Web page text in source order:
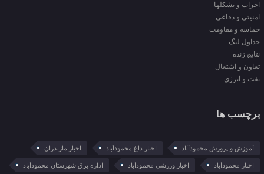
احزاب و تشکلها
امنیتی و دفاعی
حماسه و مقاومت
جداول لیگ
نتایج زنده
تعاون و اشتغال
نفت و انرژی
برچسب ها
آموزش و پرورش محمودآباد اخبار داغ محمودآباد اخبار مازندران
اخبار محمودآباد اخبار ورزشی محمودآباد اداره برق شهرستان محمودآباد